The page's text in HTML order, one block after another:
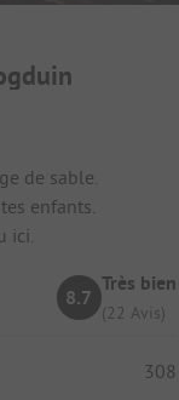
de sable.
enfants.
ici.
8.7
Très bien
(22 Avis)
308